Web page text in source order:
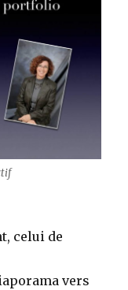
celui de
vers